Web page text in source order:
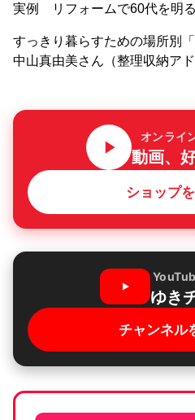
実例 リフォームで60代を明
すっきり暮らすための場所別
中山真由美さん（整理収納アド
オンライ
動画、
ショップ
ゆき
チャンネル